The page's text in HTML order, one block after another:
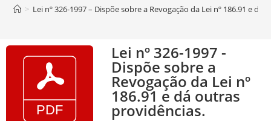
> Lei nº 326-1997 – Dispõe sobre a Revogação da Lei nº 186.91 e dá
Lei nº 326-1997 -
Dispõe sobre a
Revogação da Lei nº
186.91 e dá outras
providências.